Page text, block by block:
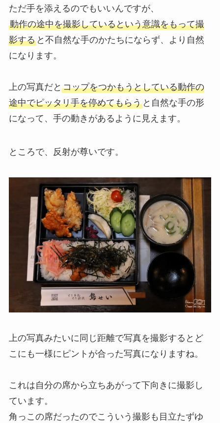
ただ手を添えるのでもいいんですが、
動作の途中を撮影しているという意識をもって撮
影すると不自然な手のかたちにならず、より自然
になります。
上の写真だと コップをつかもうとしている動作の
途中でピッタリ手を停めてもらうと自然な手の形
になって、手の動きがあるように見えます。
ところで、反射が尊いです。
上の写真みたいに同じ距離で写真を撮影するとど
こにも一様にピントが合った写真になりますね。
これは自分の席から立ちあがって下向きに撮影し
ています。
角っこの席だったのでこういう撮影も目立たずゆ